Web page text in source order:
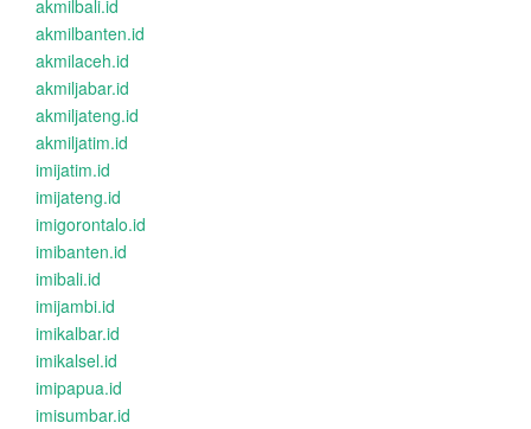
akmilbali.id
akmilbanten.id
akmilaceh.id
akmiljabar.id
akmiljateng.id
akmiljatim.id
imijatim.id
imijateng.id
imigorontalo.id
imibanten.id
imibali.id
imijambi.id
imikalbar.id
imikalsel.id
imipapua.id
imisumbar.id